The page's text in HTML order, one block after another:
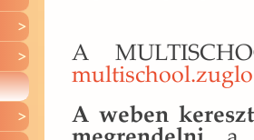
A
A weben